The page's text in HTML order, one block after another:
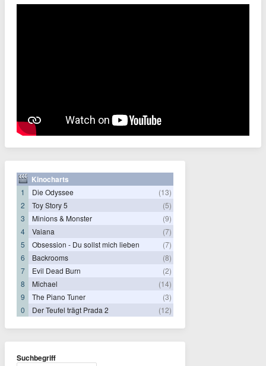
Kinocharts
1 Die Odyssee
(13)
2
Toy Story 5
(5)
3
Minions & Monster
(9)
4
Vaiana
(7)
5
Obsession - Du sollst mich lieben
(7)
6
Backrooms
(8)
7
Evil Dead Burn
(2)
8
Michael
(14)
9
The Piano Tuner
(3)
0
Der Teufel trägt Prada 2 (12)
Suchbegriff